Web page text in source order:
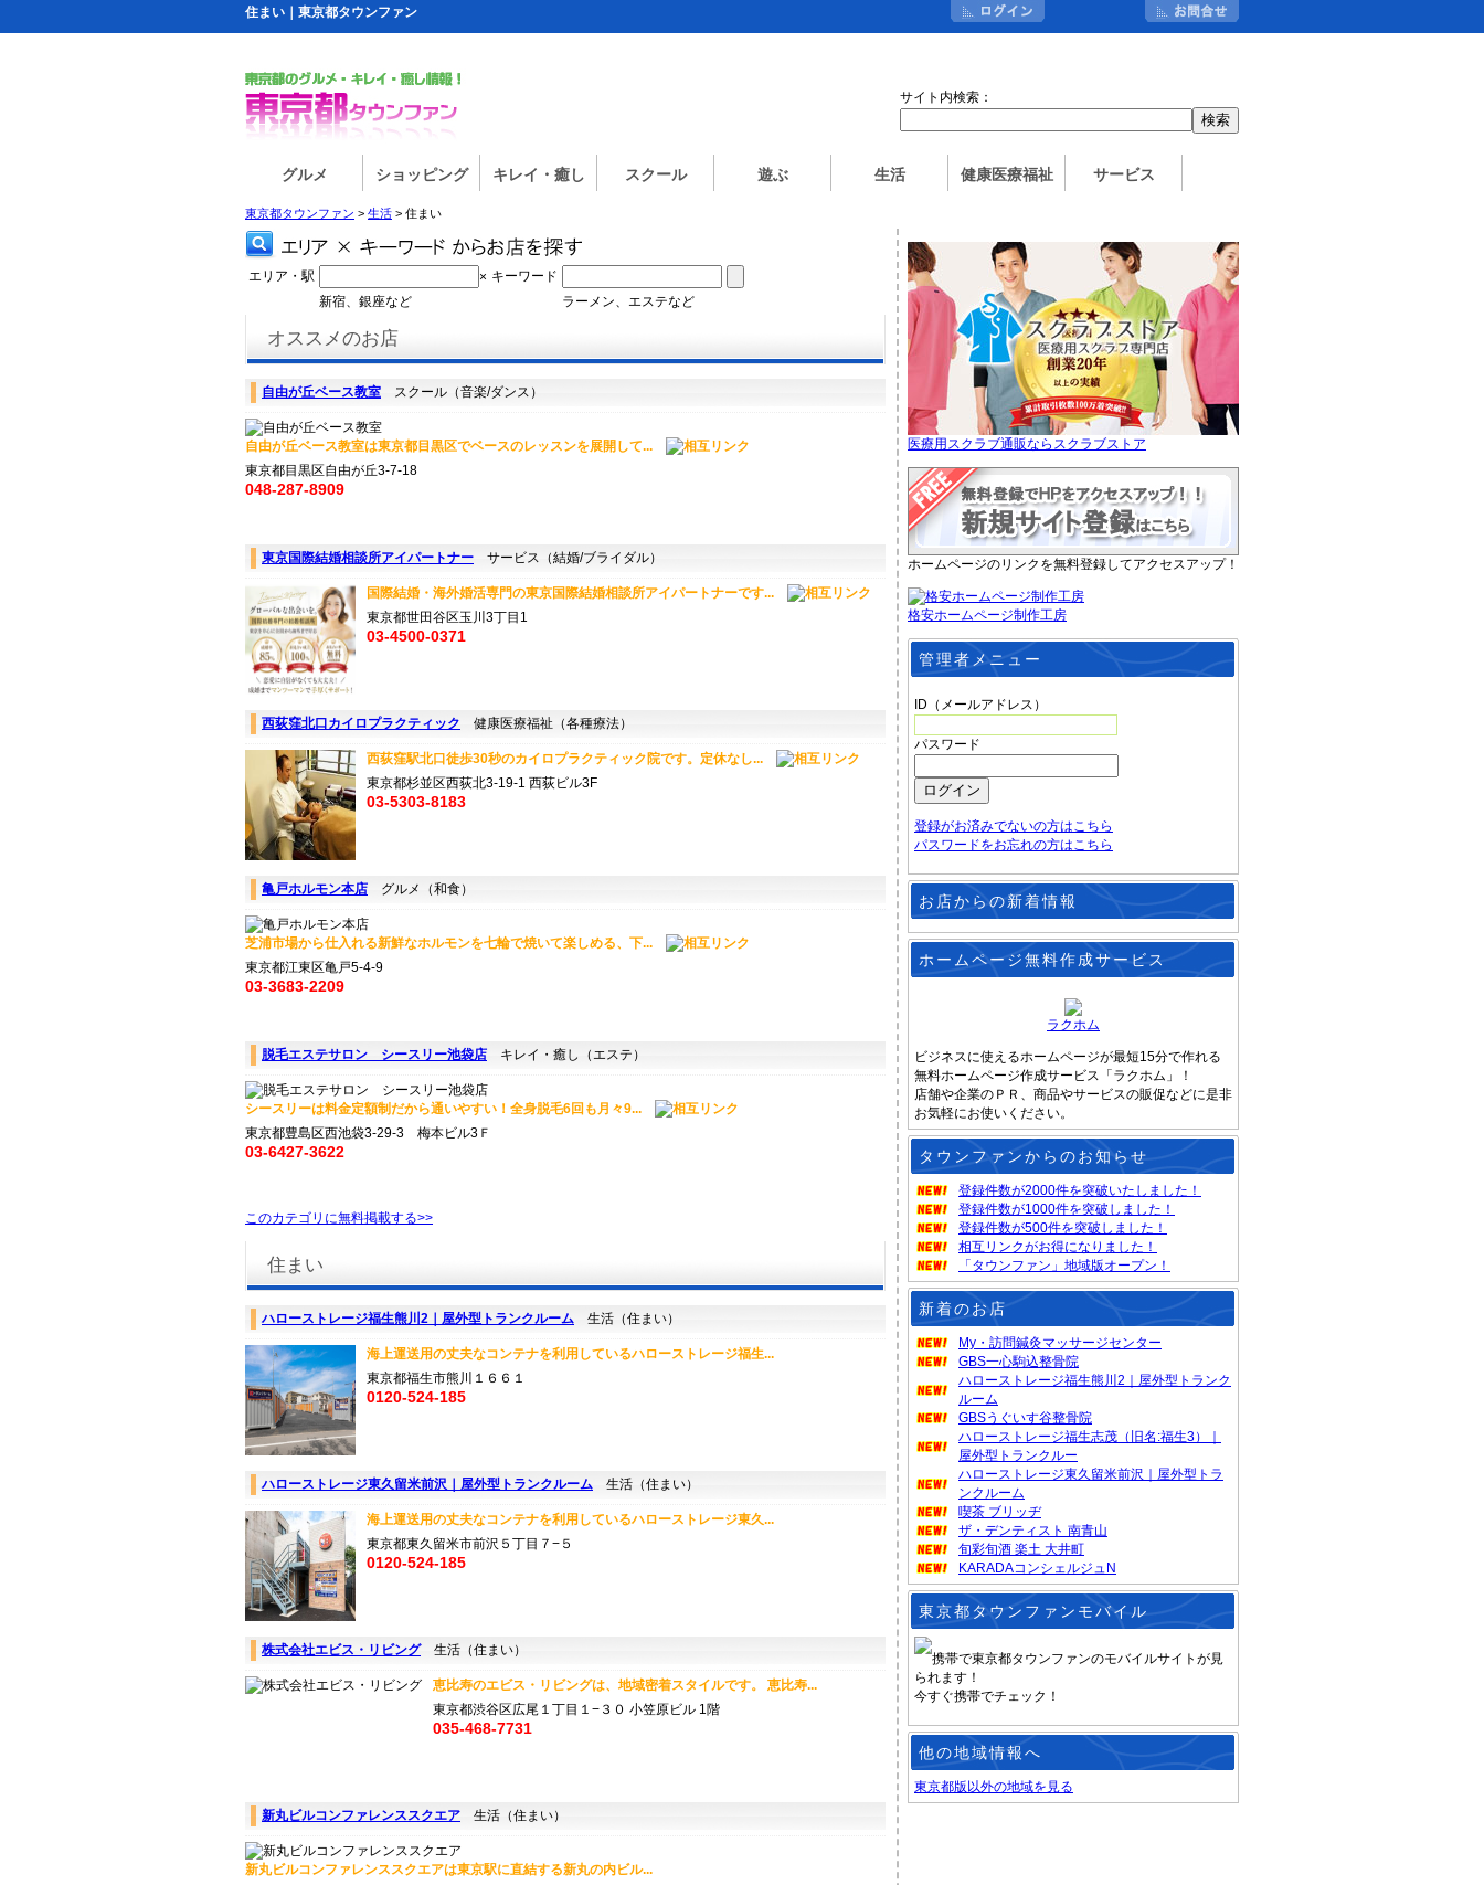
住まい｜東京都タウンファン
サイト内検索：
グルメ ショッピング キレイ・癒し スクール 遊ぶ 生活 健康医療福祉 サービス
東京都タウンファン > 生活 > 住まい
エリア・駅 × キーワード
新宿、銀座など
ラーメン、エステなど
オススメのお店
自由が丘ベース教室 スクール（音楽/ダンス）
自由が丘ベース教室は東京都目黒区でベースのレッスンを展開して...
東京都目黒区自由が丘3-7-18
048-287-8909
東京国際結婚相談所アイパートナー サービス（結婚/ブライダル）
国際結婚・海外婚活専門の東京国際結婚相談所アイパートナーです...
東京都世田谷区玉川3丁目1
03-4500-0371
西荻窪北口カイロプラクティック 健康医療福祉（各種療法）
西荻窪駅北口徒歩30秒のカイロプラクティック院です。定休なし...
東京都杉並区西荻北3-19-1 西荻ビル3F
03-5303-8183
亀戸ホルモン本店 グルメ（和食）
芝浦市場から仕入れる新鮮なホルモンを七輪で焼いて楽しめる、下...
東京都江東区亀戸5-4-9
03-3683-2209
脱毛エステサロン シースリー池袋店 キレイ・癒し（エステ）
シースリーは料金定額制だから通いやすい！全身脱毛6回も月々9...
東京都豊島区西池袋3-29-3 梅本ビル3Ｆ
03-6427-3622
このカテゴリに無料掲載する>>
住まい
ハローストレージ福生熊川2｜屋外型トランクルーム 生活（住まい）
海上運送用の丈夫なコンテナを利用しているハローストレージ福生...
東京都福生市熊川１６６１
0120-524-185
ハローストレージ東久留米前沢｜屋外型トランクルーム 生活（住まい）
海上運送用の丈夫なコンテナを利用しているハローストレージ東久...
東京都東久留米市前沢５丁目７−５
0120-524-185
株式会社エビス・リビング生活（住まい）
恵比寿のエビス・リビングは、地域密着スタイルです。 恵比寿...
東京都渋谷区広尾１丁目１−３０ 小笠原ビル 1階
035-468-7731
新丸ビルコンファレンススクエア 生活（住まい）
新丸ビルコンファレンススクエアは東京駅に直結する新丸の内ビル...
医療用スクラブ通販ならスクラブストア
ホームページのリンクを無料登録してアクセスアップ！
格安ホームページ制作工房
管理者メニュー
ID（メールアドレス）
パスワード
登録がお済みでないの方はこちら
パスワードをお忘れの方はこちら
お店からの新着情報
ホームページ無料作成サービス
ラクホム
ビジネスに使えるホームページが最短15分で作れる
無料ホームページ作成サービス「ラクホム」！
店舗や企業のＰＲ、商品やサービスの販促などに是非
お気軽にお使いください。
タウンファンからのお知らせ
登録件数が2000件を突破いたしました！
登録件数が1000件を突破しました！
登録件数が500件を突破しました！
相互リンクがお得になりました！
「タウンファン」地域版オープン！
新着のお店
My・訪問鍼灸マッサージセンター
GBS一心駒込整骨院
ハローストレージ福生熊川2｜屋外型トランク
ルーム
GBSうぐいす谷整骨院
ハローストレージ福生志茂（旧名:福生3）｜
屋外型トランクルー
ハローストレージ東久留米前沢｜屋外型トラ
ンクルーム
喫茶 ブリッヂ
ザ・デンティスト 南青山
旬彩旬酒 楽土 大井町
KARADAコンシェルジュN
東京都タウンファンモバイル
携帯で東京都タウンファンのモバイルサイトが見
られます！
今すぐ携帯でチェック！
他の地域情報へ
東京都版以外の地域を見る